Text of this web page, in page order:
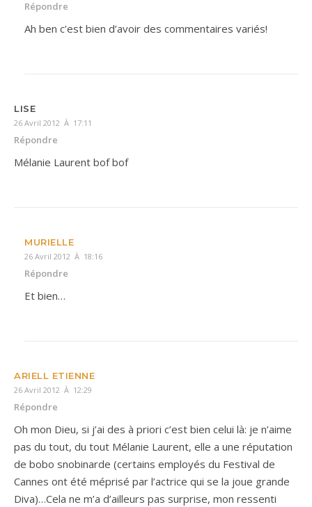
Répondre
Ah ben c’est bien d’avoir des commentaires variés!
LISE
26 Avril 2012 À 17:11
Répondre
Mélanie Laurent bof bof
MURIELLE
26 Avril 2012 À 18:16
Répondre
Et bien…
ARIELL ETIENNE
26 Avril 2012 À 12:29
Répondre
Oh mon Dieu, si j’ai des à priori c’est bien celui là: je n’aime
pas du tout, du tout Mélanie Laurent, elle a une réputation
de bobo snobinarde (certains employés du Festival de
Cannes ont été méprisé par l’actrice qui se la joue grande
Diva)…Cela ne m’a d’ailleurs pas surprise, mon ressenti